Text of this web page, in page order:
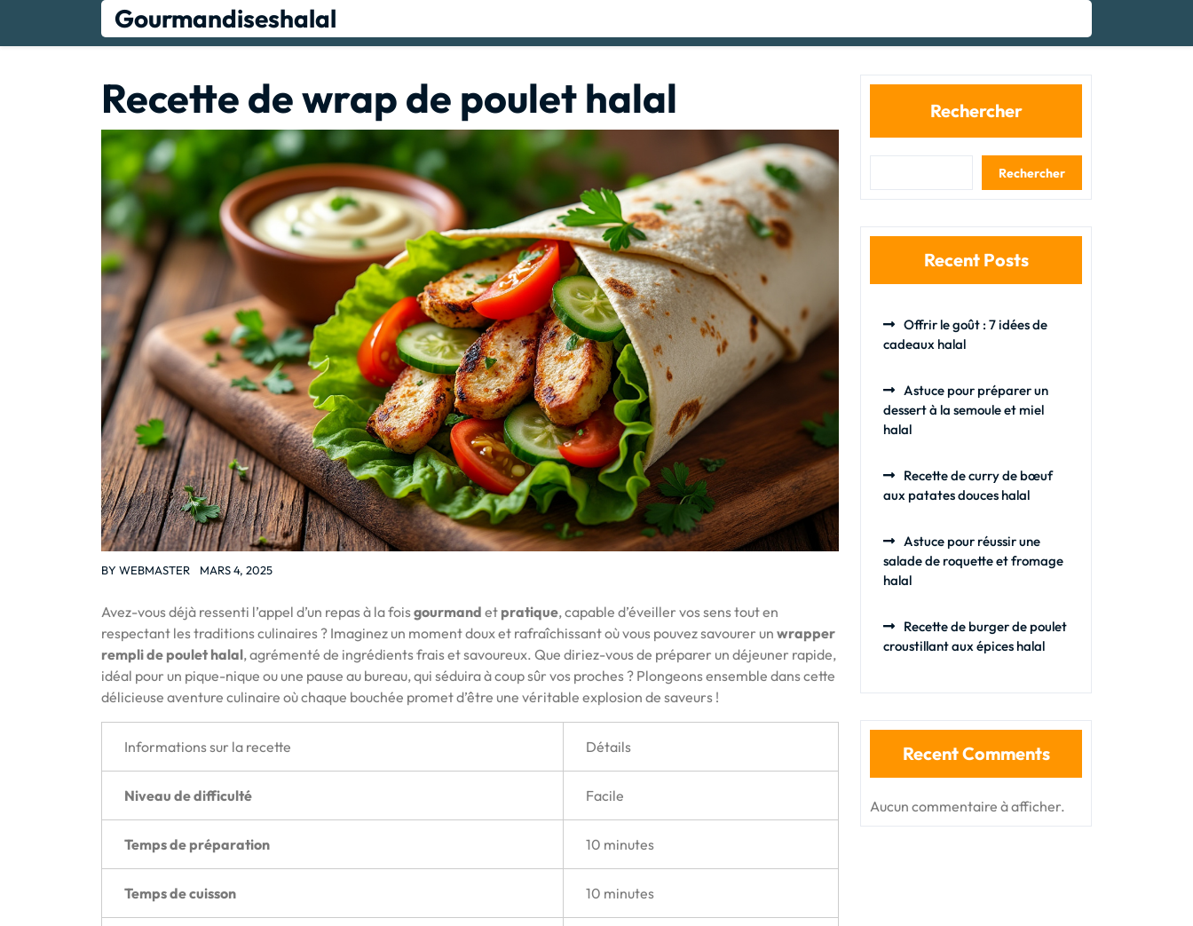
Gourmandiseshalal
Recette de wrap de poulet halal
BY WEBMASTER MARS 4, 2025
Avez-vous déjà ressenti l’appel d’un repas à la foisgourmand et pratique, capable d’éveiller vos sens tout en
respectant les traditions culinaires ? Imaginez un moment doux et rafraîchissant où vous pouvez savourer un wrapper
rempli de poulet halal, agrémenté de ingrédients frais et savoureux. Que diriez-vous de préparer un déjeuner rapide,
idéal pour un pique-nique ou une pause au bureau, qui séduira à coup sûr vos proches ? Plongeons ensemble dans cette
délicieuse aventure culinaire où chaque bouchée promet d’être une véritable explosion de saveurs !
Informations sur la recette Détails
Niveau de difficulté Facile
Temps de préparation 10 minutes
Temps de cuisson 10 minutes
Rechercher
Rechercher
Recent Posts
Offrir le goût : 7 idées de
cadeaux halal
Astuce pour préparer un
dessert à la semoule et miel
halal
Recette de curry de bœuf
aux patates douces halal
Astuce pour réussir une
salade de roquette et fromage
halal
Recette de burger de poulet
croustillant aux épices halal
Recent Comments
Aucun commentaire à afficher.